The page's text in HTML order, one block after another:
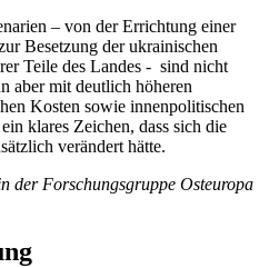
– von der Errichtung einer
Besetzung der ukrainischen
Teile des Landes - sind nicht
aber mit deutlich höheren
Kosten sowie innenpolitischen
klares Zeichen, dass sich die
verändert hätte.
der Forschungsgruppe Osteuropa